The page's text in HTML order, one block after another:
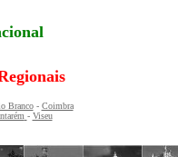
Branco- Coimbra
- Viseu